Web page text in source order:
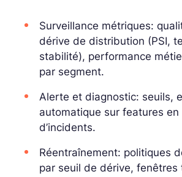
Surveillance métriques:
dérive de distribution (PSI,
stabilité), performance
par segment.
Alerte et diagnostic: seuils,
automatique sur features en
d’incidents.
Réentraînement: politiques
par seuil de dérive, fenêtres